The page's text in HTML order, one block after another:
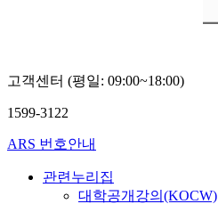
고객센터 (평일: 09:00~18:00)
1599-3122
ARS 번호안내
관련누리집
대학공개강의(KOCW)